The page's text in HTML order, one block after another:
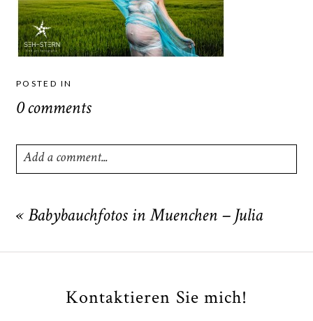
POSTED IN
0 comments
Add a comment...
are marked *
« Babybauchfotos in Muenchen – Julia
Kontaktieren Sie mich!